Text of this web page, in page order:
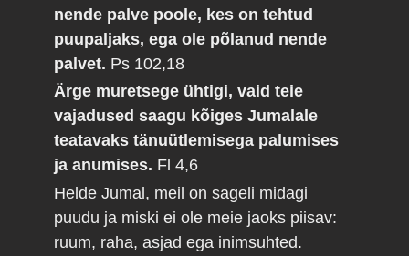
nende palve poole, kes on tehtud
puupaljaks, ega ole põlanud nende
palvet. Ps 102,18
Ärge muretsege ühtigi, vaid teie
vajadused saagu kõiges Jumalale
teatavaks tänuütlemisega palumises
ja anumises. Fl 4,6
Helde Jumal, meil on sageli midagi
puudu ja miski ei ole meie jaoks piisav:
ruum, raha, asjad ega inimsuhted.